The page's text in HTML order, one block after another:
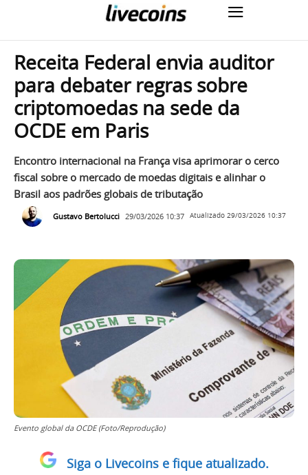
Receita Federal envia auditor
para debater regras sobre
criptomoedas na sede da
OCDE em Paris
Encontro internacional na França visa aprimorar o cerco
fiscal sobre o mercado de moedas digitais e alinhar o
Brasil aos padrões globais de tributação
Gustavo Bertolucci 29/03/2026 10:37 Atualizado 29/03/2026 10:37
Evento global da OCDE (Foto/Reprodução)
Siga o Livecoins e fique atualizado.